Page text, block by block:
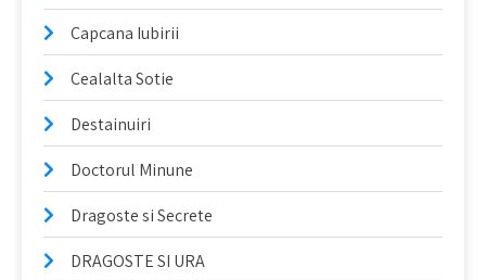
Capcana Iubirii
Cealalta Sotie
Destainuiri
Doctorul Minune
Dragoste si Secrete
DRAGOSTE SI URA